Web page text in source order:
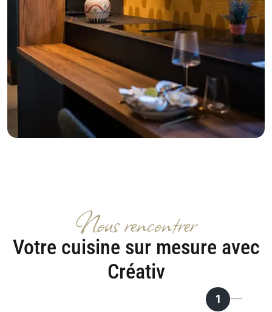
Nous rencontrer
Votre cuisine sur mesure avec
Créativ
1